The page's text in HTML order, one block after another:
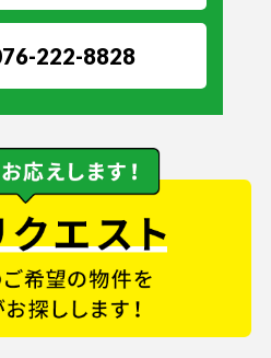
222-8828